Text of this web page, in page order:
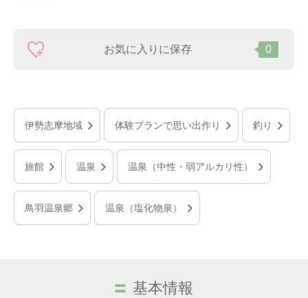
お気に入りに保存 0
伊勢志摩地域 体験プランで思い出作り 釣り
旅館 温泉 温泉（中性・弱アルカリ性）
鳥羽温泉郷 温泉（塩化物泉）
基本情報